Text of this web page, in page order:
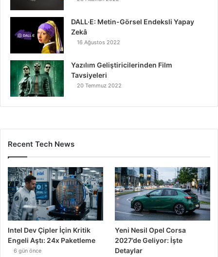
DALL·E: Metin-Görsel Endeksli Yapay
Zekâ
16 Ağustos 2022
Yazılım Geliştiricilerinden Film
Tavsiyeleri
20 Temmuz 2022
Recent Tech News
Intel Dev Çipler İçin Kritik
Engeli Aştı: 24x Paketleme
6 gün önce
Yeni Nesil Opel Corsa
2027’de Geliyor: İşte
Detaylar